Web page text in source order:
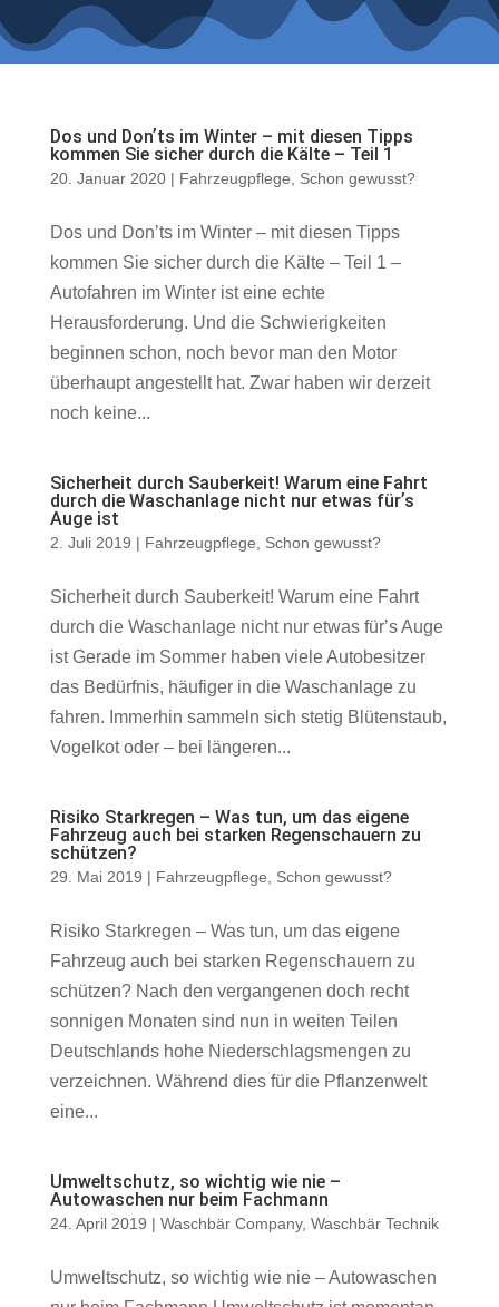
Dos und Donʼts im Winter – mit diesen Tipps
kommen Sie sicher durch die Kälte – Teil 1
20. Januar 2020| Fahrzeugpflege Schon gewusst?
Dos und Donʼts im Winter – mit diesen Tipps
kommen Sie sicher durch die Kälte – Teil 1 –
Autofahren im Winter ist eine echte
Herausforderung. Und die Schwierigkeiten
beginnen schon, noch bevor man den Motor
überhaupt angestellt hat. Zwar haben wir derzeit
noch keine...
Sicherheit durch Sauberkeit! Warum eine Fahrt
durch die Waschanlage nicht nur etwas fürʼs
Auge ist
2. Juli 2019 | Fahrzeugpflege Schon gewusst?
Sicherheit durch Sauberkeit! Warum eine Fahrt
durch die Waschanlage nicht nur etwas fürʼs Auge
ist Gerade im Sommer haben viele Autobesitzer
das Bedürfnis, häufiger in die Waschanlage zu
fahren. Immerhin sammeln sich stetig Blütenstaub,
Vogelkot oder – bei längeren...
Risiko Starkregen – Was tun, um das eigene
Fahrzeug auch bei starken Regenschauern zu
schützen?
29. Mai 2019 | Fahrzeugpflege Schon gewusst?
Risiko Starkregen – Was tun, um das eigene
Fahrzeug auch bei starken Regenschauern zu
schützen? Nach den vergangenen doch recht
sonnigen Monaten sind nun in weiten Teilen
Deutschlands hohe Niederschlagsmengen zu
verzeichnen. Während dies für die Pflanzenwelt
eine...
Umweltschutz, so wichtig wie nie –
Autowaschen nur beim Fachmann
24. April 2019 | Waschbär Company, Waschbär Technik
Umweltschutz, so wichtig wie nie – Autowaschen